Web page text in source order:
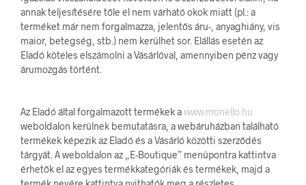
annak teljesítésére tőle el nem várható okok miatt (pl.: a
terméket már nem forgalmazza, jelentős áru-, anyaghiány, vis
maior, betegség, stb.) nem kerülhet sor. Elállás esetén az
Eladó köteles elszámolni a Vásárlóval, amennyiben pénz vagy
árumozgás történt.
Az Eladó által forgalmazott termékek awww.monello.hu
weboldalon kerülnek bemutatásra, a webáruházban található
termékek képezik az Eladó és a Vásárló közötti szerződés
tárgyát. A weboldalon az „E-Boutique” menüpontra kattintva
érhetők el az egyes termékkategóriák és termékek, majd a